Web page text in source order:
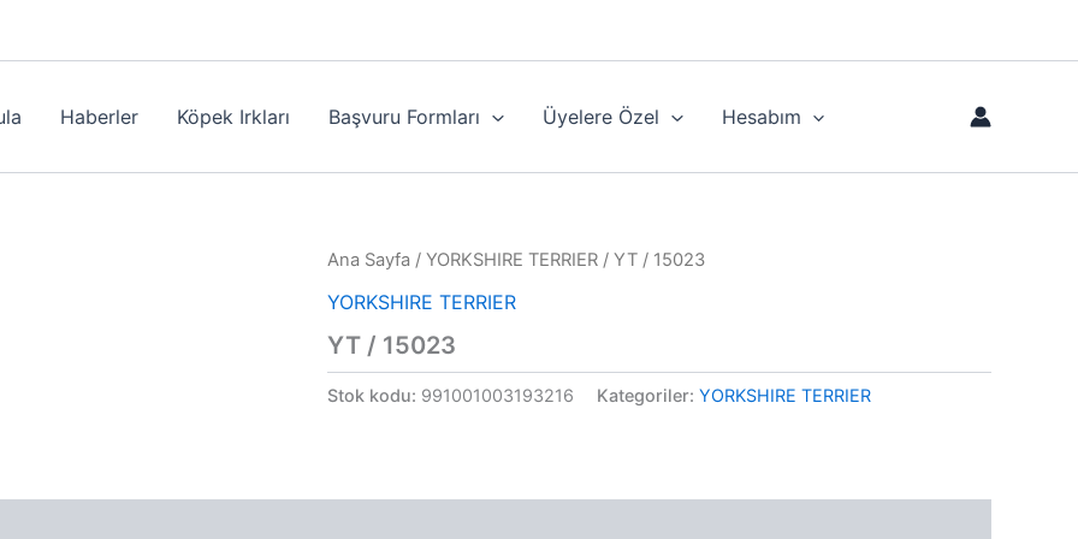
Haberler Köpek Irkları Başvuru Formları Üyelere Özel Hesabım
Ana Sayfa / YORKSHIRE TERRIER / YT / 15023
YORKSHIRE TERRIER
YT / 15023
Stok kodu: 991001003193216 Kategoriler: YORKSHIRE TERRIER